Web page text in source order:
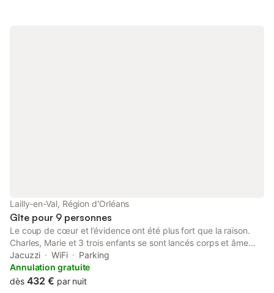
Lailly-en-Val, Région d'Orléans
Gîte pour 9 personnes
Le coup de cœur et l’évidence ont été plus fort que la raison.
Charles, Marie et 3 trois enfants se sont lancés corps et âme
dans la folle aventure de rénover un corps de ferme, datant du
16e siècle pour sa partie la plus ancienne. Assise au milieu de 10
ha de prairie et de zone humide, elle est propice à la
Jacuzzi WiFi
Parking
Annulation gratuite
dès 432 € par nuit